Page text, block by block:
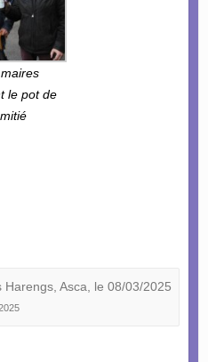
le pot de
Harengs, Asca, le 08/03/2025